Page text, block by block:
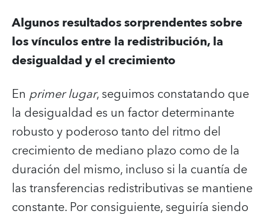
Algunos resultados sorprendentes sobre
los vínculos entre la redistribución, la
desigualdad y el crecimiento
En primer lugar, seguimos constatando que
la desigualdad es un factor determinante
robusto y poderoso tanto del ritmo del
crecimiento de mediano plazo como de la
duración del mismo, incluso si la cuantía de
las transferencias redistributivas se mantiene
constante. Por consiguiente, seguiría siendo